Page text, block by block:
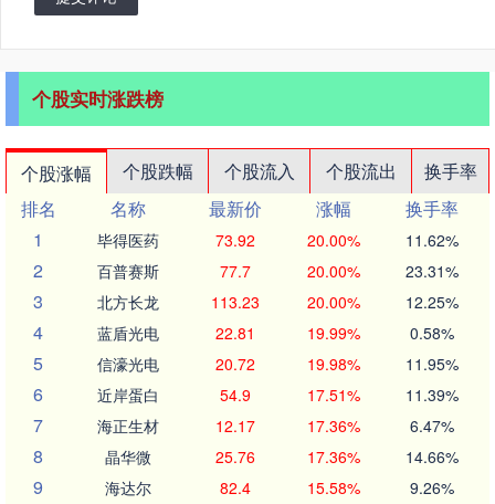
个股实时涨跌榜
个股涨幅 个股跌幅 个股流入 个股流出
换手率
排名
名称 最新价 涨幅
换手率
1
毕得医药 73.92 20.00% 11.62%
2 百普赛斯 77.7 20.00% 23.31%
3 北方长龙 113.23 20.00% 12.25%
4 蓝盾光电 22.81 19.99% 0.58%
5 信濠光电 20.72 19.98% 11.95%
6 近岸蛋白 54.9 17.51% 11.39%
7 海正生材 12.17 17.36% 6.47%
8 晶华微 25.76 17.36% 14.66%
9 海达尔 82.4 15.58% 9.26%